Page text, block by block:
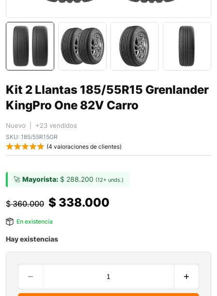
Kit 2 Llantas 185/55R15 Grenlander
KingPro One 82V Carro
Nuevo | +23 vendidos
SKU: 185/55R15GR
(4 valoraciones de clientes)
🚀 Mayorista: $ 288.200 (12+ unds.)
$360.000 $ 338.000
En existencia
Hay existencias